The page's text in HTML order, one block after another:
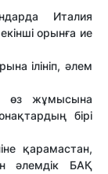
Италия
орынға ие
ілініп, әлем
өз жұмысына
бірі
қарамастан,
әлемдік БАҚ